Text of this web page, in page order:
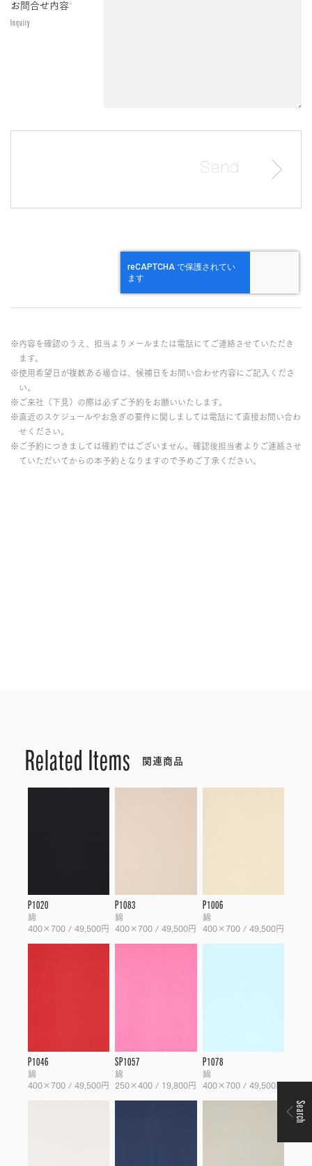
お問合せ内容*
Inquiry
※内容を確認のうえ、担当よりメールまたは電話にてご連絡させていただき
ます。
※使用希望日が複数ある場合は、候補日をお問い合わせ内容にご記入くださ
い。
※ご来社（下見）の際は必ずご予約をお願いいたします。
※直近のスケジュールやお急ぎの要件に関しましては電話にて直接お問い合わ
せください。
※ご予約につきましては確約ではございません。確認後担当者よりご連絡させ
ていただいてからの本予約となりますので予めご了承ください。
Related Items 関連商品
P1020
綿
400×700 / 49,500円
P1083
綿
400×700 / 49,500円
P1006
綿
400×700 / 49,500円
P1046
綿
400×700 / 49,500円
SP1057
綿
250×400 / 19,800円
P1078
綿
400×700 / 49,500円
Search